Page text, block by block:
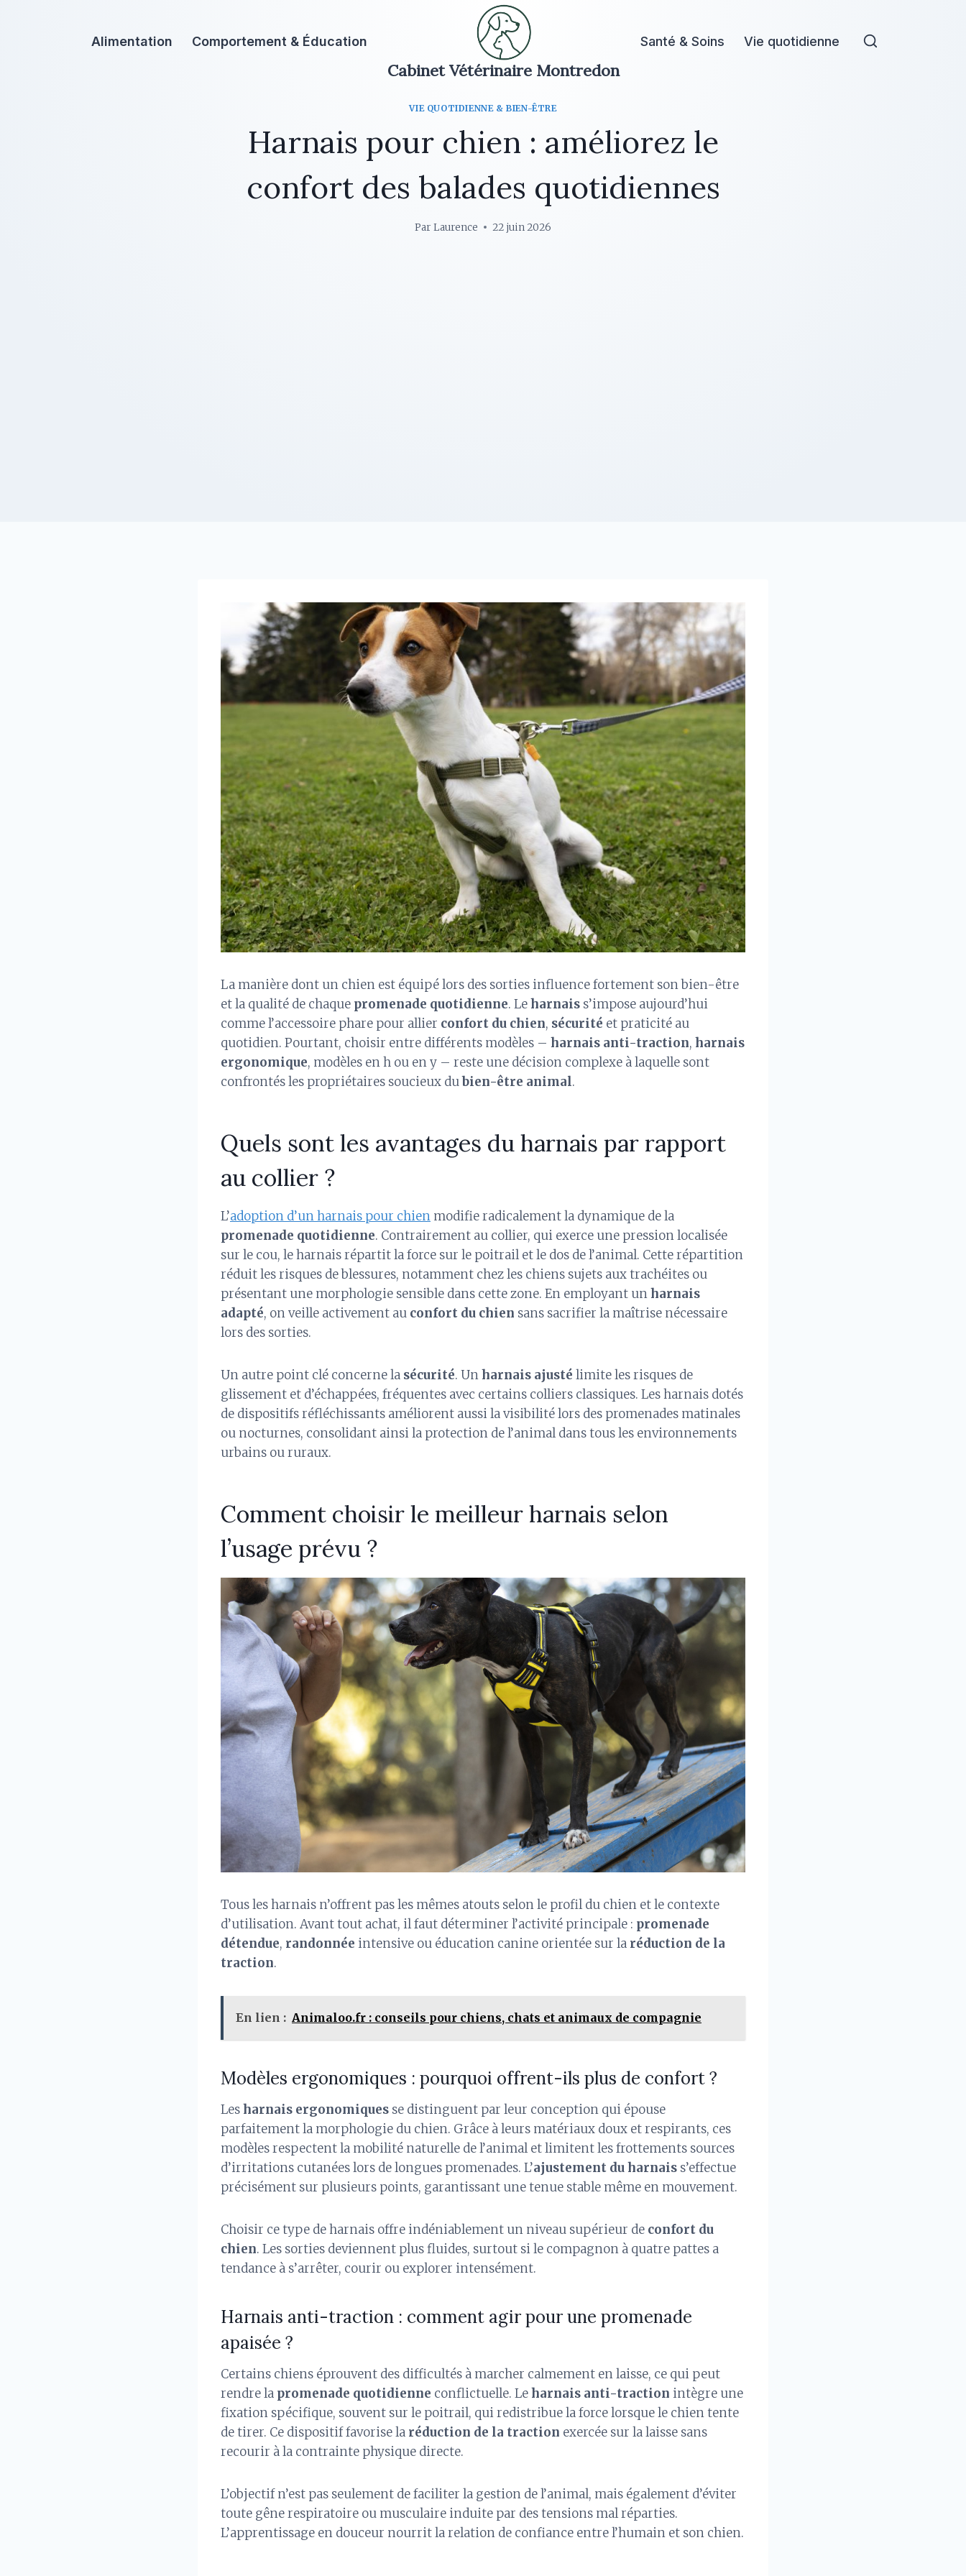
Alimentation Comportement & Éducation
Cabinet Vétérinaire Montredon
Santé & Soins Vie quotidienne
VIE QUOTIDIENNE & BIEN-ÊTRE
Harnais pour chien : améliorez le
confort des balades quotidiennes
Par Laurence 22 juin 2026
La manière dont un chien est équipé lors des sorties influence fortement son bien-être
et la qualité de chaque promenade quotidienne. Leharnais s’impose aujourd’hui
comme l’accessoire phare pour allier confort du chien, sécurité et praticité au
quotidien. Pourtant, choisir entre différents modèles – harnais anti-traction, harnais
ergonomique, modèles en h ou en y – reste une décision complexe à laquelle sont
confrontés les propriétaires soucieux dubien-être animal.
Quels sont les avantages du harnais par rapport
au collier ?
L’adoption d’un harnais pour chien modifie radicalement la dynamique de la
promenade quotidienne. Contrairement au collier, qui exerce une pression localisée
sur le cou, le harnais répartit la force sur le poitrail et le dos de l’animal. Cette répartition
réduit les risques de blessures, notamment chez les chiens sujets aux trachéites ou
présentant une morphologie sensible dans cette zone. En employant unharnais
adapté, on veille activement au confort du chien sans sacrifier la maîtrise nécessaire
lors des sorties.
Un autre point clé concerne la sécurité. Unharnais ajusté limite les risques de
glissement et d’échappées, fréquentes avec certains colliers classiques. Les harnais dotés
de dispositifs réfléchissants améliorent aussi la visibilité lors des promenades matinales
ou nocturnes, consolidant ainsi la protection de l’animal dans tous les environnements
urbains ou ruraux.
Comment choisir le meilleur harnais selon
l’usage prévu ?
Tous les harnais n’offrent pas les mêmes atouts selon le profil du chien et le contexte
d’utilisation. Avant tout achat, il faut déterminer l’activité principale : promenade
détendue, randonnée intensive ou éducation canine orientée sur la réduction de la
traction.
En lien : Animaloo.fr : conseils pour chiens, chats et animaux de compagnie
Modèles ergonomiques : pourquoi offrent-ils plus de confort ?
Lesharnais ergonomiques se distinguent par leur conception qui épouse
parfaitement la morphologie du chien. Grâce à leurs matériaux doux et respirants, ces
modèles respectent la mobilité naturelle de l’animal et limitent les frottements sources
d’irritations cutanées lors de longues promenades. L’ajustement du harnais s’effectue
précisément sur plusieurs points, garantissant une tenue stable même en mouvement.
Choisir ce type de harnais offre indéniablement un niveau supérieur de confort du
chien. Les sorties deviennent plus fluides, surtout si le compagnon à quatre pattes a
tendance à s’arrêter, courir ou explorer intensément.
Harnais anti-traction : comment agir pour une promenade
apaisée ?
Certains chiens éprouvent des difficultés à marcher calmement en laisse, ce qui peut
rendre la promenade quotidienne conflictuelle. Leharnais anti-traction intègre une
fixation spécifique, souvent sur le poitrail, qui redistribue la force lorsque le chien tente
de tirer. Ce dispositif favorise la réduction de la traction exercée sur la laisse sans
recourir à la contrainte physique directe.
L’objectif n’est pas seulement de faciliter la gestion de l’animal, mais également d’éviter
toute gêne respiratoire ou musculaire induite par des tensions mal réparties.
L’apprentissage en douceur nourrit la relation de confiance entre l’humain et son chien.